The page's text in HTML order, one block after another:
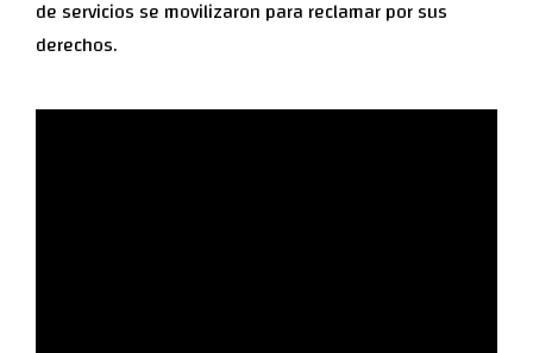
de servicios se movilizaron para reclamar por sus
derechos.